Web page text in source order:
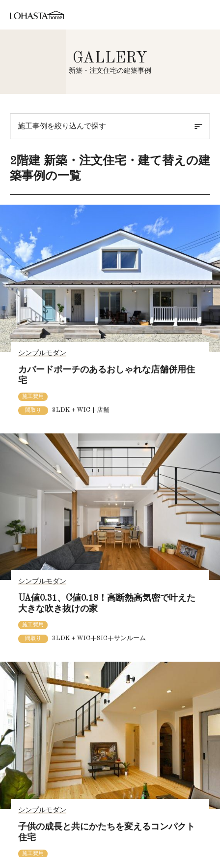
GALLERY
新築・注文住宅の建築事例
sort
施工事例を絞り込んで探す
2階建 新築・注文住宅・建て替えの建
築事例の一覧
シンプルモダン
カバードポーチのあるおしゃれな店舗併用住
宅
施工費用
間取り 3LDK＋WIC+店舗
シンプルモダン
UA値0.31、C値0.18！高断熱高気密で叶えた
大きな吹き抜けの家
施工費用
間取り 3LDK＋WIC+SIC+サンルーム
シンプルモダン
子供の成長と共にかたちを変えるコンパクト
住宅
施工費用